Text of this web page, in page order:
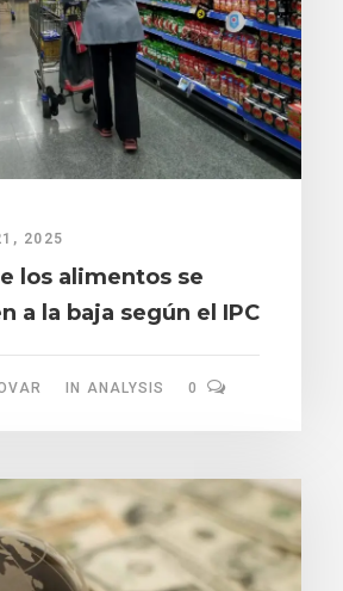
2025
los alimentos se
a la baja según el IPC
IN ANALYSIS 0